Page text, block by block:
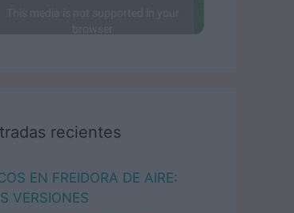
recientes
EN FREIDORA DE AIRE:
VERSIONES